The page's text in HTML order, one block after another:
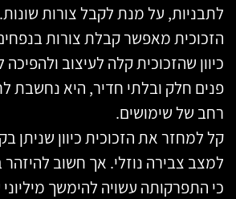
לתבניות, על מנת לקבל צורות
הזכוכית מאפשר קבלת צורות
כיוון שהזכוכית קלה לעיצוב
פנים חלק ובלתי חדיר, היא נחשבת
רחב של שימושים.
קל למחזר את הזכוכית כיוון שניתן
למצב צבירה נוזלי. אך חשוב
כי התפרקותה עשויה להימשך